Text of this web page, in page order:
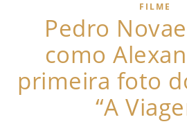
FILME
Pedro
como
primeira foto
“A